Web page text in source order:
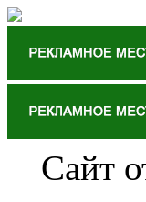
Сайт